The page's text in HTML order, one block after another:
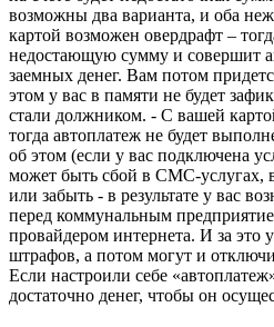
возможны два варианта, и оба
картой возможен овердрафт –
недостающую сумму и совершит
заемных денег. Вам потом
этом у вас в памяти не будет
стали должником. - С вашей
тогда автоплатеж не будет
об этом (если у вас подключена
может быть сбой в СМС-услугах,
или забыть - в результате у вас
перед коммунальным
провайдером интернета. И за это
штрафов, а потом могут и
Если настроили себе
достаточно денег, чтобы он